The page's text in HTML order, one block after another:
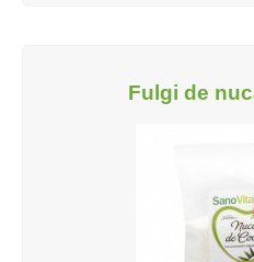
Fulgi de